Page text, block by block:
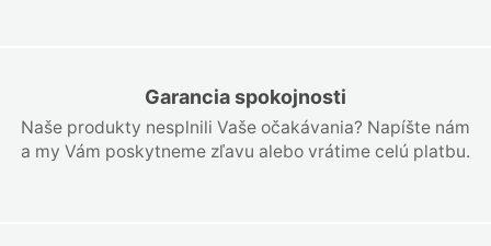
Garancia spokojnosti
Naše produkty nesplnili Vaše očakávania? Napíšte nám
a my Vám poskytneme zľavu alebo vrátime celú platbu.